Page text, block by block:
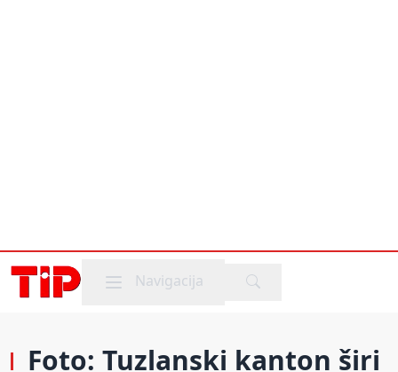
Mobile menu
Navigacija
Foto: Tuzlanski kanton širi